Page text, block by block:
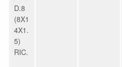
D.8
(8X1
4X1.
5)
RIC.